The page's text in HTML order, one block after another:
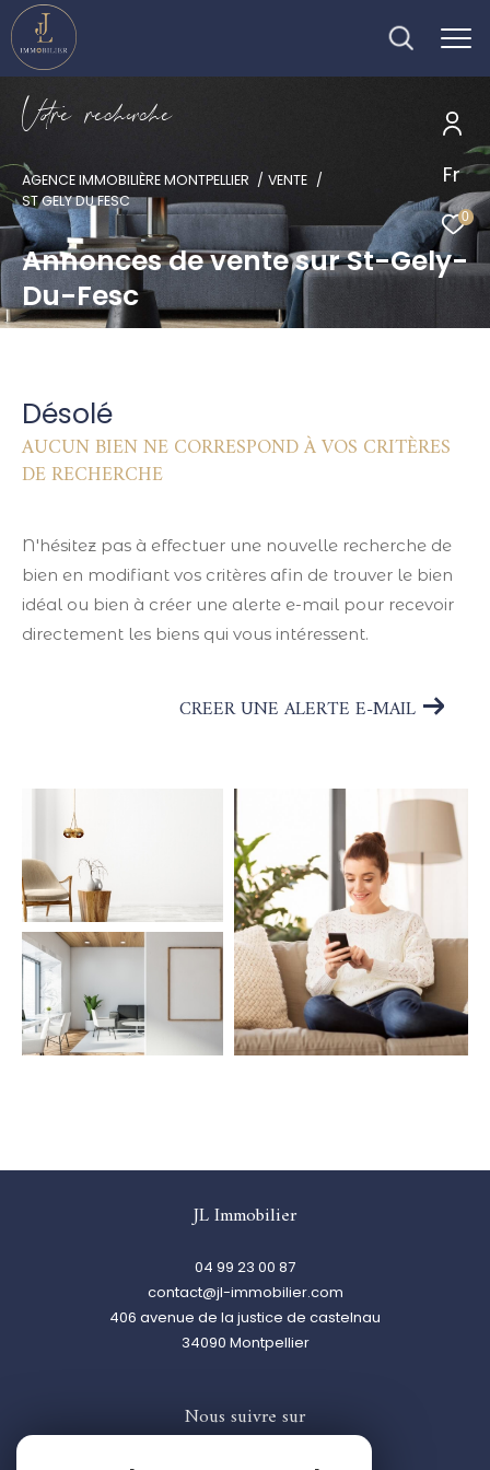
Fr
0
Vore recece
AGENCE IMMOBILIÈRE MONTPELLIER
VENTE
ST GELY DU FESC
Annonces de vente sur St-Gely-
Du-Fesc
Désolé
AUCUN BIEN NE CORRESPOND À VOS CRITÈRES
DE RECHERCHE
N'hésitez pas à effectuer une nouvelle recherche de
bien en modifiant vos critères afin de trouver le bien
idéal ou bien à créer une alerte e-mail pour recevoir
directement les biens qui vous intéressent.
CREER UNE ALERTE E-MAIL
JL Immobilier
04 99 23 00 87
contact@jl-immobilier.com
406 avenue de la justice de castelnau
34090
montpellier
Nous suivre sur